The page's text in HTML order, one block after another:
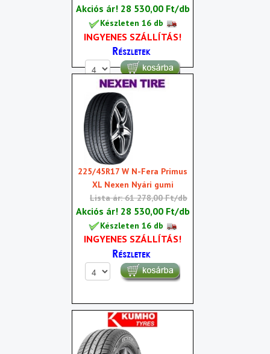
Akciós ár! 28 530,00 Ft/db
Készleten 16 db
INGYENES SZÁLLÍTÁS!
225/45R17 W N-Fera Primus
XL Nexen Nyári gumi
Lista ár: 61 278,00 Ft/db
Akciós ár! 28 530,00 Ft/db
Készleten 16 db
INGYENES SZÁLLÍTÁS!